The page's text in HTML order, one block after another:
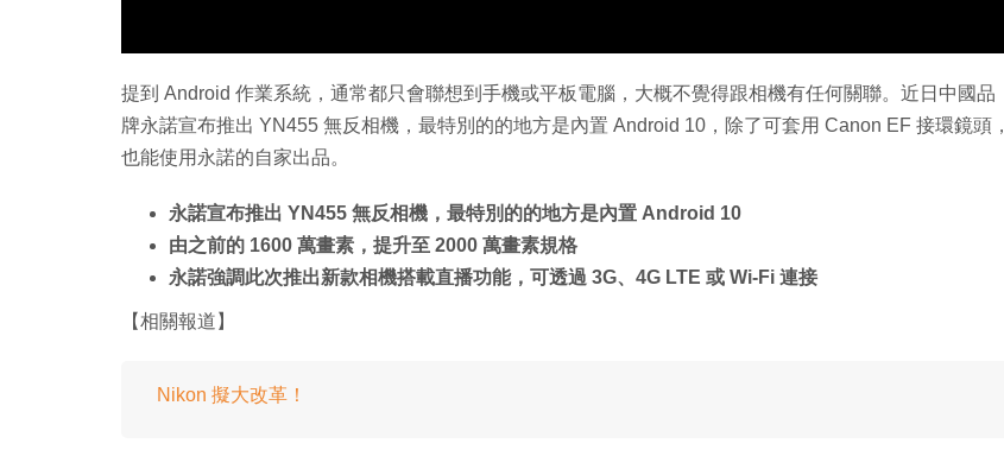
提到 Android 作業系統，通常都只會聯想到手機或平板電腦，大概不覺得跟相機有任何關聯。近日中國品
牌永諾宣布推出 YN455 無反相機，最特別的的地方是內置 Android 10，除了可套用 Canon EF 接環鏡頭，
也能使用永諾的自家出品。
永諾宣布推出 YN455 無反相機，最特別的的地方是內置 Android 10
由之前的 1600 萬畫素，提升至 2000 萬畫素規格
永諾強調此次推出新款相機搭載直播功能，可透過 3G、4G LTE 或 Wi-Fi 連接
【相關報道】
Nikon 擬大改革！